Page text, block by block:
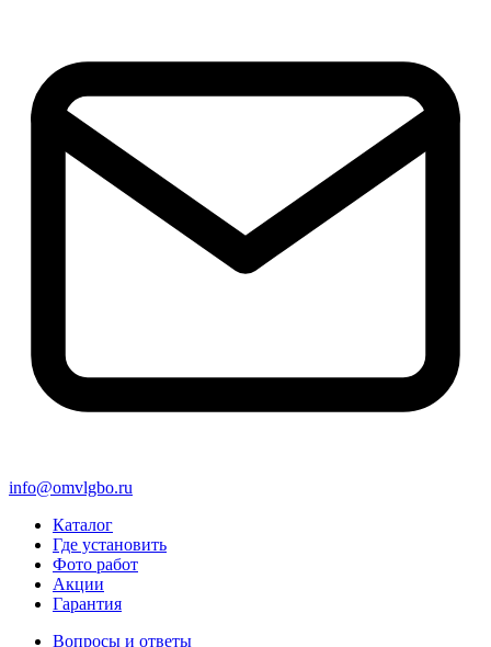
info@omvlgbo.ru
Каталог
Где установить
Фото работ
Акции
Гарантия
Вопросы и ответы